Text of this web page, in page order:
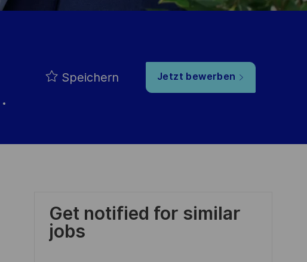
Speichern Jetzt bewerben
Get notified for similar
jobs